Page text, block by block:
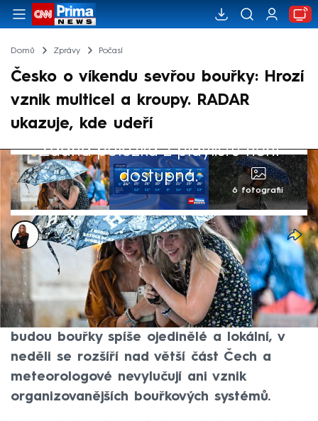
Domů Zprávy Počasí
Česko o víkendu sevřou bouřky: Hrozí
vznik multicel a kroupy. RADAR
ukazuje, kde udeří
Žádná položka z playlistu není
dostupná.
6 fotografií
Michaela Bartošová
30. kvě 2026, 08:48
Po tropickém závěru pracovního týdne čeká
Česko o víkendu proměnlivé počasí s
přeháňkami a bouřkami. Zatímco v sobotu
budou bouřky spíše ojedinělé a lokální, v
neděli se rozšíří nad větší část Čech a
meteorologové nevylučují ani vznik
organizovanějších bouřkových systémů.